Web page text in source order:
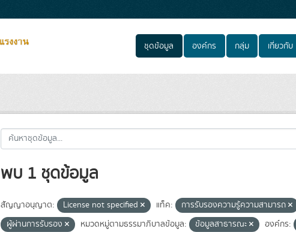
ชุดข้อมูล องค์กร กลุ่ม เกี่ยวกับ
พบ 1 ชุดข้อมูล
สัญญาอนุญาต: License not specified แท็ค:
การรับรองความรู้ความสามารถ
ผู้ผ่านการรับรอง
หมวดหมู่ตามธรรมาภิบาลข้อมูล: ข้อมูลสาธารณะ องค์กร: